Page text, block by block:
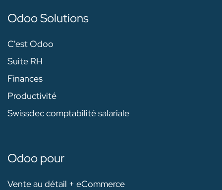
Odoo Solutions
C'est Odoo
Suite RH
Finances
Productivité
Swissdec comptabilité salariale
Odoo pour
Vente au détail + eCommerce